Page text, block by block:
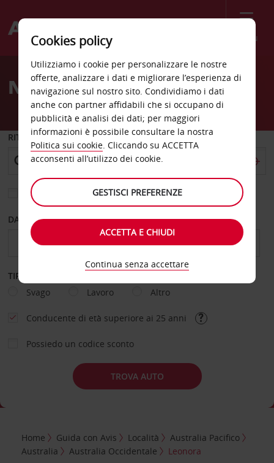
Menù
Welcome
AvisNoleggio auto Leonora
RITIRO DA
Scegli una località di riconsegna diversa
DAL GIORNO AL GIORNO
TIPOLOGIA DI NOLEGGIO
Svago
Lavoro Altro
Conducente di età superiore ai 25 anni
Possiedo un codice sconto
TROVA AUTO
Home Guida con Avis Località
Australia Pacifico
Australia
Australia Occidentale Leonora
Cookies policy
Utilizziamo i cookie per personalizzare le nostre
offerte, analizzare i dati e migliorare l’esperienza di
navigazione sul nostro sito. Condividiamo i dati
anche con partner affidabili che si occupano di
pubblicità e analisi dei dati; per maggiori
informazioni è possibile consultare la nostra
Politica sui cookie. Cliccando su ACCETTA
acconsenti all’utilizzo dei cookie.
GESTISCI PREFERENZE
ACCETTA E CHIUDI
Continua senza accettare